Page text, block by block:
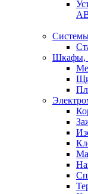
Шкафы,